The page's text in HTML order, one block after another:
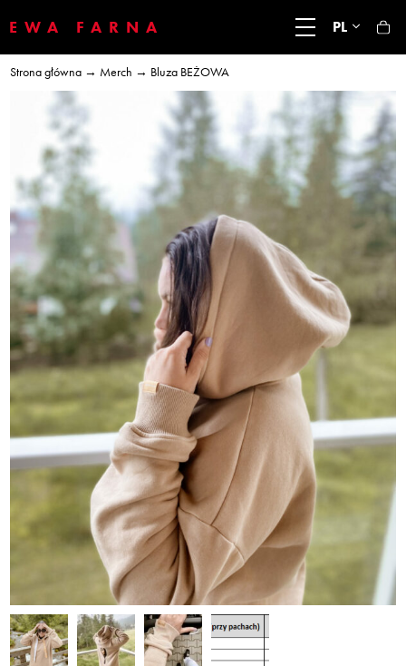
EWA FARNA PL
Strona główna → Merch → Bluza BEŻOWA